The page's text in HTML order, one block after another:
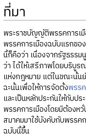
ที่มา
พระราชบัญญัติพรรคการเ
พรรคการเมืองฉบับแรกข
นี้ก็คือว่า เนื่องจากรัฐธรร
ว่า ได้ให้เสรีภาพโดยบริบู
แห่งกฎหมาย แต่ในขณะนั้น
ฉะนั้นเพื่อให้การจัดตั้งพรร
และเป็นหลักประกันให้กับป
พรรคการเมืองโดยมิต้องห
สมาคมมาใช้บังคับกับพรรค
ฉบับนี้ขึ้น